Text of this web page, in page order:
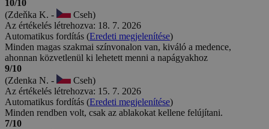
10/10
(Zdeňka K. -
Cseh)
Az értékelés létrehozva: 18. 7. 2026
Automatikus fordítás (Eredeti megjelenítése)
Minden magas szakmai színvonalon van, kiváló a medence,
ahonnan közvetlenül ki lehetett menni a napágyakhoz
9/10
(Zdenka N. -
Cseh)
Az értékelés létrehozva: 15. 7. 2026
Automatikus fordítás (Eredeti megjelenítése)
Minden rendben volt, csak az ablakokat kellene felújítani.
7/10